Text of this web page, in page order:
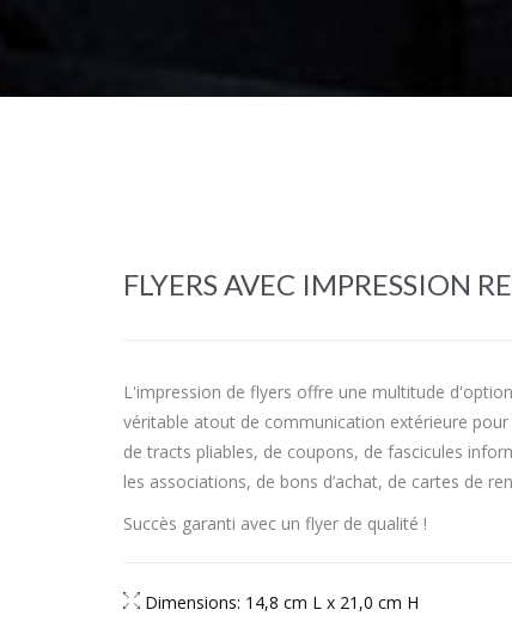
FLYERS AVEC IMPRESSION
L'impression de flyers offre une multitude
véritable atout de communication extérieure pour
de tracts pliables, de coupons, de fascicules
les associations, de bons d’achat, de cartes de
Succès garanti avec un flyer de qualité !
Dimensions: 14,8 cm L x 21,0 cm H